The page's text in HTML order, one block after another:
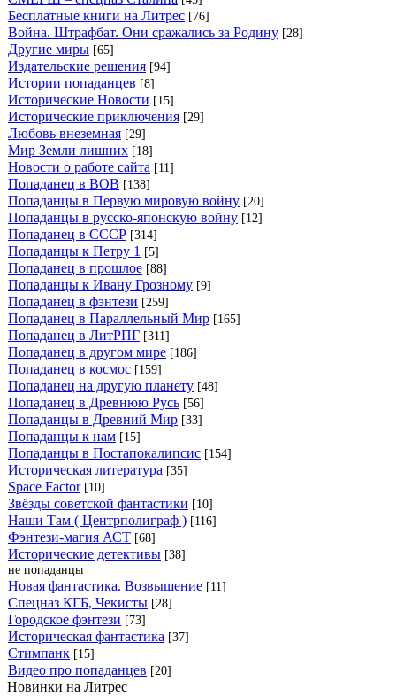
Бесплатные книги на Литрес [76]
Война. Штрафбат. Они сражались за Родину [28]
Другие миры [65]
Издательские решения [94]
Истории попаданцев [8]
Исторические Новости [15]
Исторические приключения [29]
Любовь внеземная [29]
Мир Земли лишних [18]
Новости о работе сайта [11]
Попаданец в ВОВ [138]
Попаданцы в Первую мировую войну [20]
Попаданцы в русско-японскую войну [12]
Попаданец в СССР [314]
Попаданцы к Петру 1 [5]
Попаданец в прошлое [88]
Попаданцы к Ивану Грозному [9]
Попаданец в фэнтези [259]
Попаданец в Параллельный Мир [165]
Попаданец в ЛитРПГ [311]
Попаданец в другом мире [186]
Попаданец в космос [159]
Попаданец на другую планету [48]
Попаданец в Древнюю Русь [56]
Попаданцы в Древний Мир [33]
Попаданцы к нам [15]
Попаданцы в Постапокалипсис [154]
Историческая литература [35]
Space Factor [10]
Звёзды советской фантастики [10]
Наши Там ( Центрполиграф ) [116]
Фэнтези-магия АСТ [68]
Исторические детективы [38]
не попаданцы
Новая фантастика. Возвышение [11]
Спецназ КГБ, Чекисты [28]
Городское фэнтези [73]
Историческая фантастика [37]
Стимпанк [15]
Видео про попаданцев [20]
Новинки на Литрес